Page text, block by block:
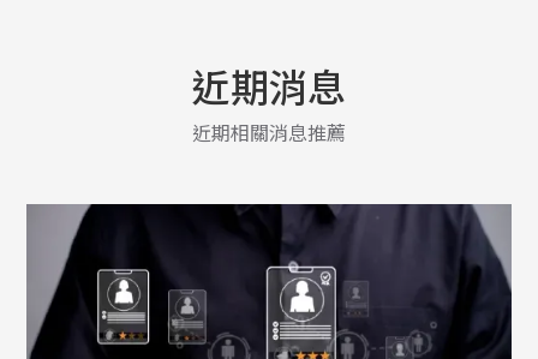
近期消息
近期相關消息推薦